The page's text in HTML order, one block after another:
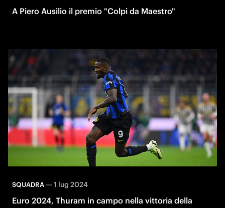
A Piero Ausilio il premio "Colpi da Maestro"
SQUADRA— 1 lug 2024
Euro 2024, Thuram in campo nella vittoria della